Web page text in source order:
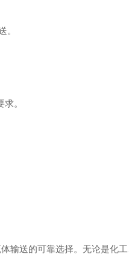
。
。
输送的可靠选择。无论是化